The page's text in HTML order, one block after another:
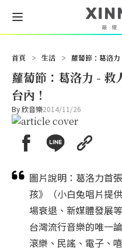
首頁 > 生活 > 蘿蔔節：葛洛力
蘿蔔節：葛洛力 - 救
台內！
By欣音樂2014/11/26
圖片說明：葛洛力首
孩》（小白兔唱片提
場衰退、新媒體發展
台灣流行音樂的唯一
滾樂、民謠、電子、